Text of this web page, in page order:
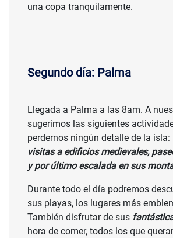
una copa tranquilamente.
Segundo día: Palma
Llegada a Palma a las 8am. A
sugerimos las siguientes
perdernos ningún detalle de la isla:
visitas a edificios medievales,
y por último escalada en sus
Durante todo el día podremos
sus playas, los lugares más
También disfrutar de sus
hora de comer, todos los que